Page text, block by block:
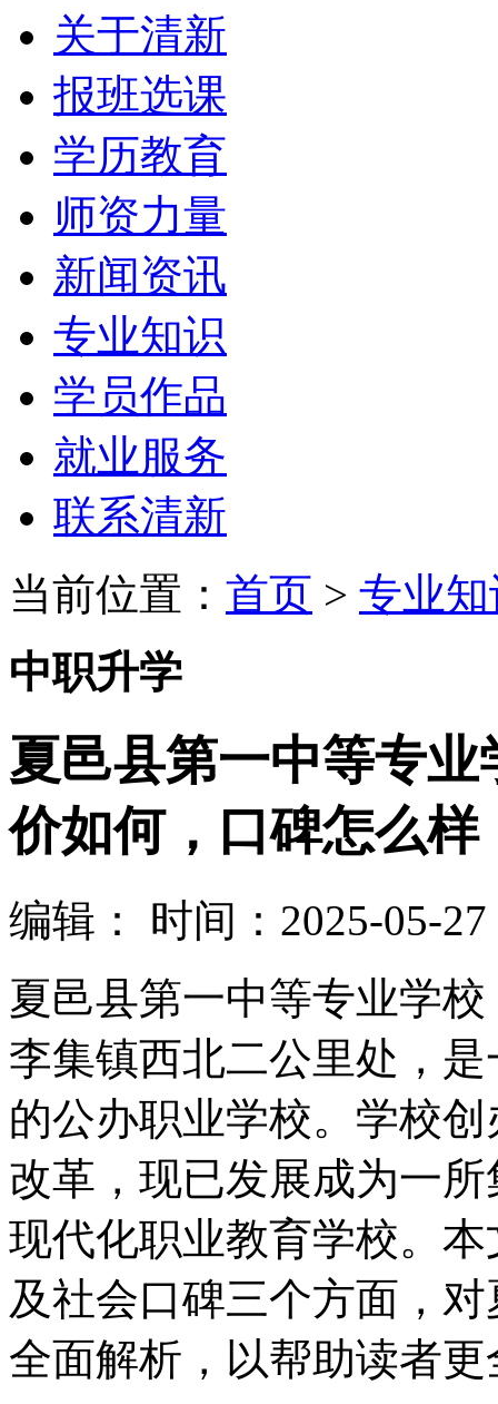
关于清新
报班选课
学历教育
师资力量
新闻资讯
专业知识
学员作品
就业服务
联系清新
当前位置： 首页 > 专业
中职升学
夏邑县第一中等专
价如何，口碑怎么样
编辑：
时间：2025-05-27
夏邑县第一中等专业学
李集镇西北二公里处，
的公办职业学校。学校
改革，现已发展成为一
现代化职业教育学校。
及社会口碑三个方面，
全面解析，以帮助读者